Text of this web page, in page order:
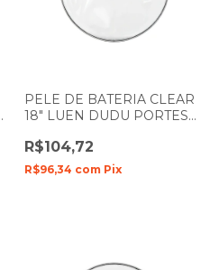
PELE DE BATERIA CLEAR
18" LUEN DUDU PORTES
R$104,72
R$96,34 com Pix